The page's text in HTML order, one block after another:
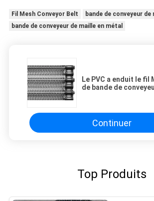
Fil Mesh Conveyor Belt
bande de conveyeur de
bande de conveyeur de maille en métal
Le PVC a enduit le fil
de bande de
Continuer
Top Produits